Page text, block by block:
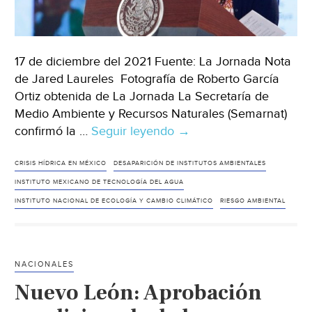
17 de diciembre del 2021 Fuente: La Jornada Nota
de Jared Laureles Fotografía de Roberto García
Ortiz obtenida de La Jornada La Secretaría de
Medio Ambiente y Recursos Naturales (Semarnat)
confirmó la … Seguir leyendo México-
Semarnat
desaparición
del
(La
Jornada)
→
CRISIS HÍDRICA EN MÉXICO DESAPARICIÓN DE INSTITUTOS AMBIENTALES
INSTITUTO MEXICANO DE TECNOLOGÍA DEL AGUA
INSTITUTO NACIONAL DE ECOLOGÍA Y CAMBIO CLIMÁTICO RIESGO AMBIENTAL
NACIONALES
Nuevo León: Aprobación